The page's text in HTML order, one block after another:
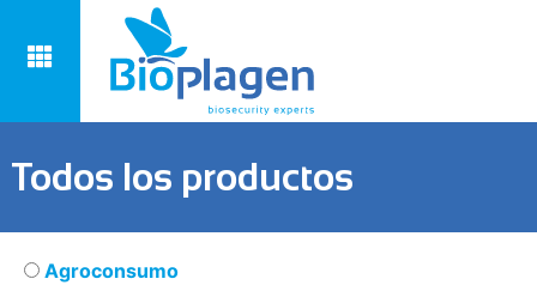
Todos los productos
Agroconsumo